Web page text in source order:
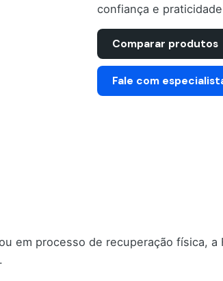
confiança e
Comparar produtos
Fale com
em processo de recuperação física, a